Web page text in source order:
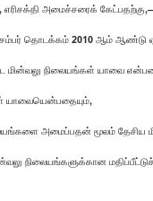
அமைச்சரைக்
2010 ஆம் ஆண்டு
மின்வலு நிலையங்கள் யாவை
யாவையென்பதையும்,
அமைப்பதன் மூலம்
நிலையங்களுக்கான